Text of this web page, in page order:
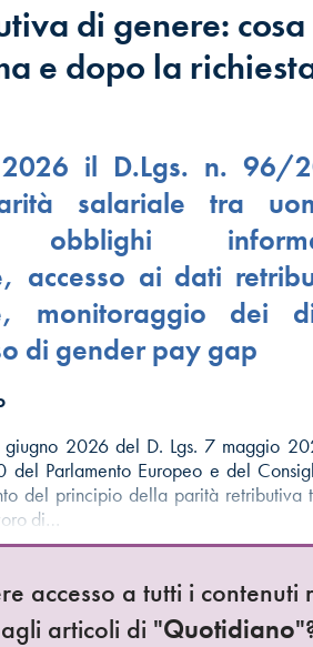
di genere:
e dopo la
il D.Lgs. n. 96/
salariale tra
obblighi
accesso ai dati
monitoraggio dei
di gender pay gap
giugno 2026 del D. Lgs. 7 maggio
Parlamento Europeo e del
del principio della parità retributiva
di…
accesso a tutti i contenuti
agli articoli di "Quotidiano